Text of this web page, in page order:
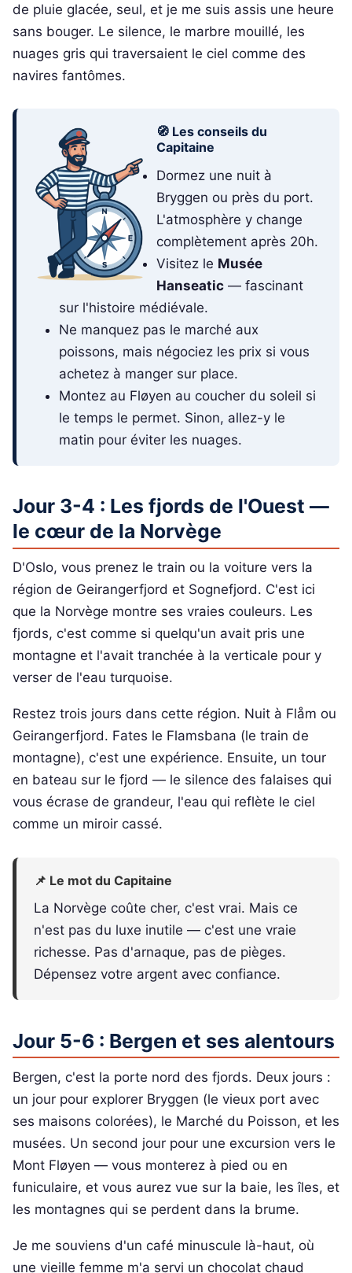
de pluie glacée, seul, et je me suis assis une heure
sans bouger. Le silence, le marbre mouillé, les
nuages gris qui traversaient le ciel comme des
navires fantômes.
🧭 Les conseils du
Capitaine
Dormez une nuit à
Bryggen ou près du port.
L'atmosphère y change
complètement après 20h.
Visitez le Musée
Hanseatic — fascinant
sur l'histoire médiévale.
Ne manquez pas le marché aux
poissons, mais négociez les prix si vous
achetez à manger sur place.
Montez au Fløyen au coucher du soleil si
le temps le permet. Sinon, allez-y le
matin pour éviter les nuages.
Jour 3-4 : Les fjords de l'Ouest —
le cœur de la Norvège
D'Oslo, vous prenez le train ou la voiture vers la
région de Geirangerfjord et Sognefjord. C'est ici
que la Norvège montre ses vraies couleurs. Les
fjords, c'est comme si quelqu'un avait pris une
montagne et l'avait tranchée à la verticale pour y
verser de l'eau turquoise.
Restez trois jours dans cette région. Nuit à Flåm ou
Geirangerfjord. Fates le Flamsbana (le train de
montagne), c'est une expérience. Ensuite, un tour
en bateau sur le fjord — le silence des falaises qui
vous écrase de grandeur, l'eau qui reflète le ciel
comme un miroir cassé.
📌 Le mot du Capitaine
La Norvège coûte cher, c'est vrai. Mais ce
n'est pas du luxe inutile — c'est une vraie
richesse. Pas d'arnaque, pas de pièges.
Dépensez votre argent avec confiance.
Jour 5-6 : Bergen et ses alentours
Bergen, c'est la porte nord des fjords. Deux jours :
un jour pour explorer Bryggen (le vieux port avec
ses maisons colorées), le Marché du Poisson, et les
musées. Un second jour pour une excursion vers le
Mont Fløyen — vous monterez à pied ou en
funiculaire, et vous aurez vue sur la baie, les îles, et
les montagnes qui se perdent dans la brume.
Je me souviens d'un café minuscule là-haut, où
une vieille femme m'a servi un chocolat chaud